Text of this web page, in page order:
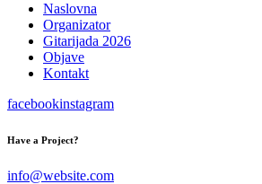
Naslovna
Organizator
Gitarijada 2026
Objave
Kontakt
facebookinstagram
Have a Project?
info@website.com